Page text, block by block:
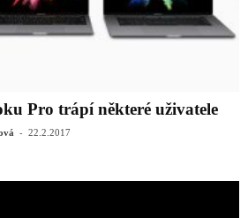
Pro trápí některé uživatele
- 22.2.2017